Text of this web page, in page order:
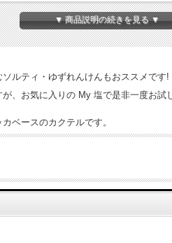
▼ 商品説明の続きを見る ▼
ルティ・ゆずれんけんもおススメです!
、お気に入りの My 塩で是非一度お試
ベースのカクテルです。